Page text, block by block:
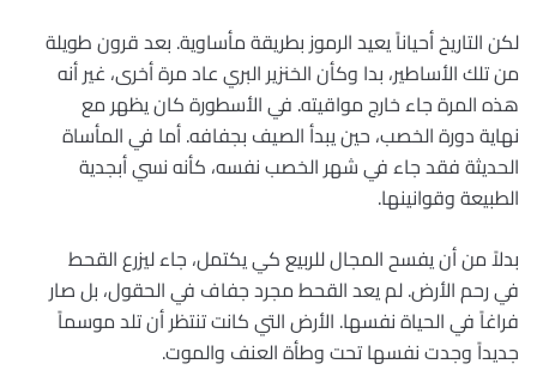
لكن التاريخ أحياناً يعيد الرموز بطريقة مأساوية. بعد قرون طويلة
من تلك الأساطير، بدا وكأن الخنزير البري عاد مرة أخرى، غير أنه
هذه المرة جاء خارج مواقيته. في الأسطورة كان يظهر مع
نهاية دورة الخصب، حين يبدأ الصيف بجفافه. أما في المأساة
الحديثة فقد جاء في شهر الخصب نفسه، كأنه نسي أبجدية
الطبيعة وقوانينها.
بدلاً من أن يفسح المجال للربيع كي يكتمل، جاء ليزرع القحط
في رحم الأرض. لم يعد القحط مجرد جفاف في الحقول، بل صار
فراغاً في الحياة نفسها. الأرض التي كانت تنتظر أن تلد موسماً
جديداً وجدت نفسها تحت وطأة العنف والموت.